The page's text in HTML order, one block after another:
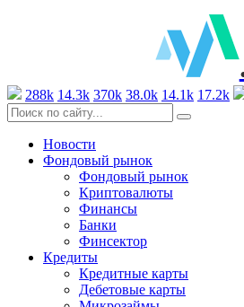
288k 14.3k 370k 38.0k 14.1k 17.2k
Новости
Фондовый рынок
Фондовый рынок
Криптовалюты
Финансы
Банки
Финсектор
Кредиты
Кредитные карты
Дебетовые карты